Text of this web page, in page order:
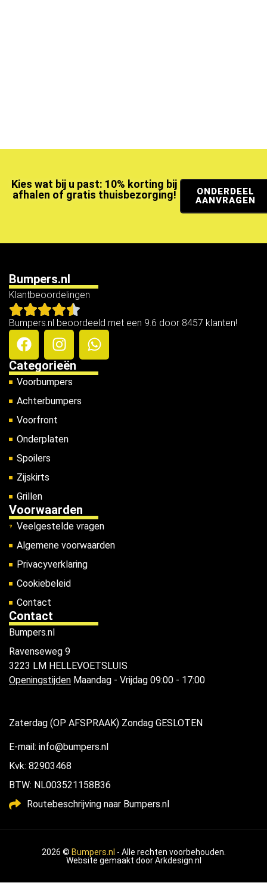
Kies wat bij u past: 10% korting bij
afhalen of gratis thuisbezorging!
ONDERDEEL
AANVRAGEN
Bumpers.nl
Klantbeoordelingen
Bumpers.nl beoordeeld met een 9.6 door 8457 klanten!
Categorieën
Voorbumpers
Achterbumpers
Voorfront
Onderplaten
Spoilers
Zijskirts
Grillen
Voorwaarden
Veelgestelde vragen
Algemene voorwaarden
Privacyverklaring
Cookiebeleid
Contact
Contact
Bumpers.nl
Ravenseweg 9
3223 LM HELLEVOETSLUIS
Openingstijden Maandag - Vrijdag 09:00 - 17:00
Zaterdag (OP AFSPRAAK) Zondag GESLOTEN
E-mail: info@bumpers.nl
Kvk: 82903468
BTW: NL003521158B36
Routebeschrijving naar Bumpers.nl
2026 © Bumpers.nl - Alle rechten voorbehouden.
Website gemaakt doorArkdesign.nl